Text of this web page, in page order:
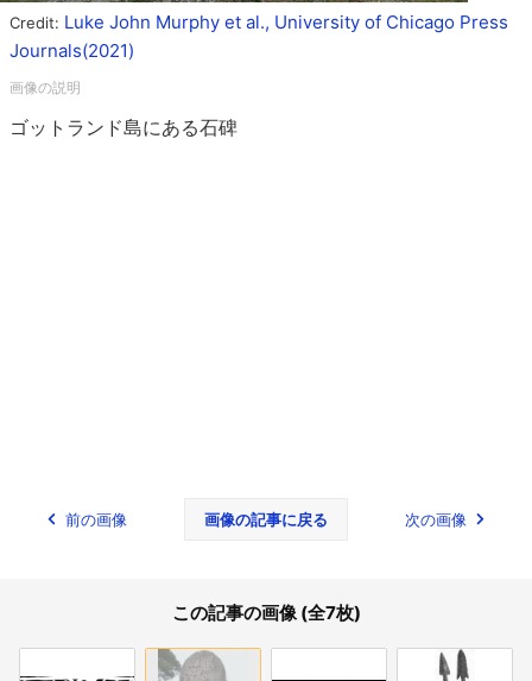
Credit: Luke John Murphy et al., University of Chicago Press
Journals(2021)
ゴットランド島にある石碑
前の画像 画像の記事に戻る 次の画像
この記事の画像 (全7枚)